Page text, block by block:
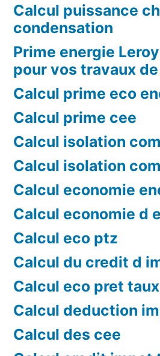
Calcul puissance
condensation
Prime energie
pour vos travaux
Calcul prime eco
Calcul prime cee
Calcul isolation
Calcul isolation
Calcul economie
Calcul economie d
Calcul eco ptz
Calcul du credit d
Calcul eco pret
Calcul deduction
Calcul des cee